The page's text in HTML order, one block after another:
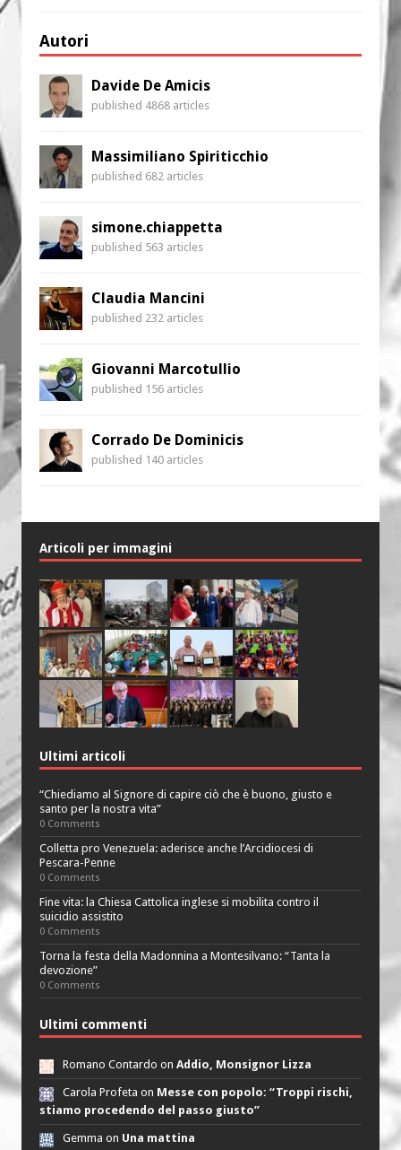
Autori
Davide De Amicis
published 4868 articles
Massimiliano Spiriticchio
published 682 articles
simone.chiappetta
published 563 articles
Claudia Mancini
published 232 articles
Giovanni Marcotullio
published 156 articles
Corrado De Dominicis
published 140 articles
Articoli per immagini
Ultimi articoli
“Chiediamo al Signore di capire ciò che è buono, giusto e
santo per la nostra vita”
0 Comments
Colletta pro Venezuela: aderisce anche l’Arcidiocesi di
Pescara-Penne
0 Comments
Fine vita: la Chiesa Cattolica inglese si mobilita contro il
suicidio assistito
0 Comments
Torna la festa della Madonnina a Montesilvano: “Tanta la
devozione”
0 Comments
Ultimi commenti
Romano Contardo on Addio, Monsignor Lizza
Carola Profeta on Messe con popolo: “Troppi rischi,
stiamo procedendo del passo giusto”
Gemma on Una mattina